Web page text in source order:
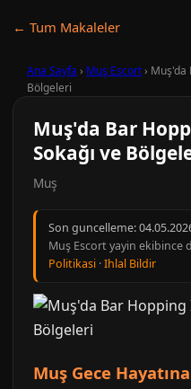
← Tum Makaleler
Ana Sayfa › Muş Escort› Muş'da
Bölgeleri
Muş'da Bar
Sokağı ve
Muş
Son guncelleme:
Muş Escort yayin ekibince
Politikasi ·Ihlal Bildir
Muş Gece